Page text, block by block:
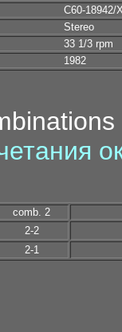
С60-18942/
Stereo
33 1/3 rpm
1982
comb. 2
2-2
2-1